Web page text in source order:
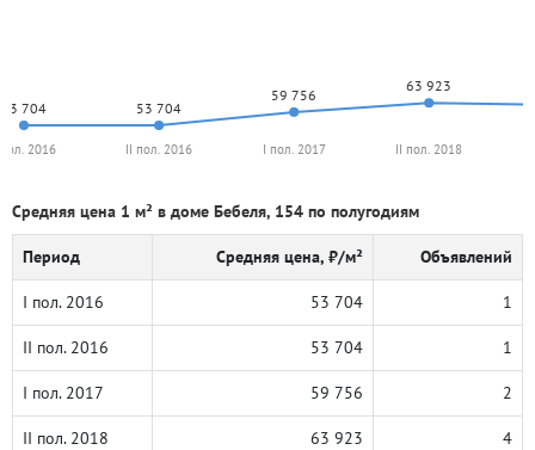
53 704 53 704
59 756
63 923
2016 II пол. 2016 I пол. 2017 II пол. 2018
Средняя цена 1 м² в доме Бебеля, 154 по полугодиям
Период Средняя цена, ₽/м² Объявлений
I пол. 2016 53 704 1
II пол. 2016 53 704 1
I пол. 2017 59 756 2
II пол. 2018 63 923 4